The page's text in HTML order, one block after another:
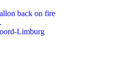
back on fire
Limburg